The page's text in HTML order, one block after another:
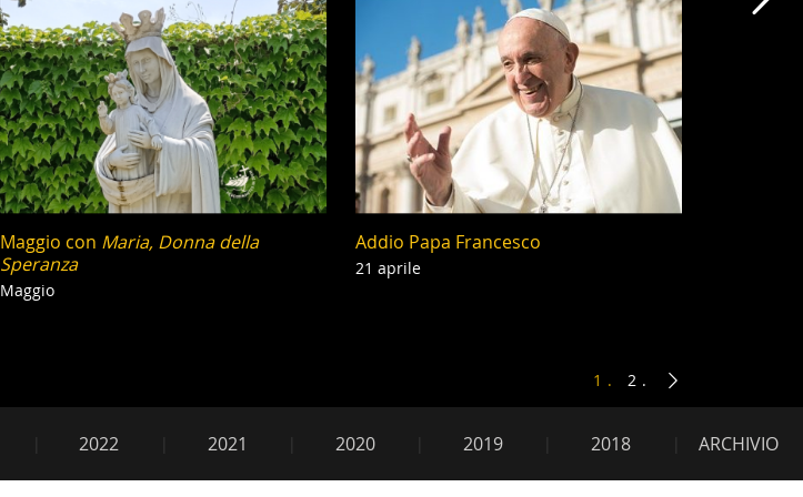
Maggio con Maria, Donna della
Speranza
Maggio
Addio Papa Francesco
21 aprile
1 2
2022 2021 2020 2019 2018 ARCHIVIO